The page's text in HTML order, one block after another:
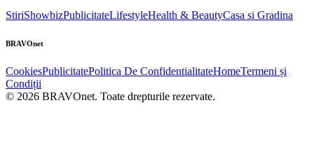
StiriShowbizPublicitateLifestyleHealth & BeautyCasa si Gradina
BRAVOnet
CookiesPublicitatePolitica De ConfidentialitateHomeTermeni și
Condiții
© 2026 BRAVOnet. Toate drepturile rezervate.